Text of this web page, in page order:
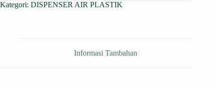
Kategori: DISPENSER AIR PLASTIK
Informasi Tambahan